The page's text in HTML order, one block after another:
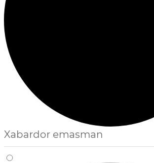
Xabardor emasman